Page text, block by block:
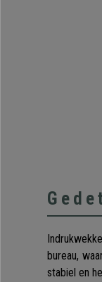
bureau,
stabiel en